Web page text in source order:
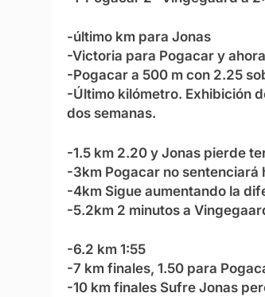
-último km para Jonas
-Victoria para Pogacar y
-Pogacar a 500 m con 2.25
-Último kilómetro. Exhibición
dos semanas.
-1.5 km 2.20 y Jonas pierde
-3km Pogacar no sentenciará
-4km Sigue aumentando la
-5.2km 2 minutos a
-6.2 km 1:55
-7 km finales, 1.50 para
-10 km finales Sufre Jonas